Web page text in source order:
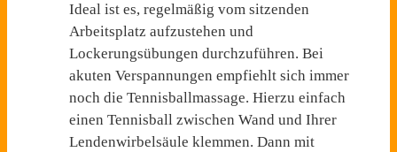
Ideal ist es, regelmäßig vom sitzenden
Arbeitsplatz aufzustehen und
Lockerungsübungen durchzuführen. Bei
akuten Verspannungen empfiehlt sich immer
noch die Tennisballmassage. Hierzu einfach
einen Tennisball zwischen Wand und Ihrer
Lendenwirbelsäule klemmen. Dann mit